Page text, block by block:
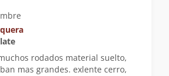
rodados material suelto,
mas grandes. exlente cerro,